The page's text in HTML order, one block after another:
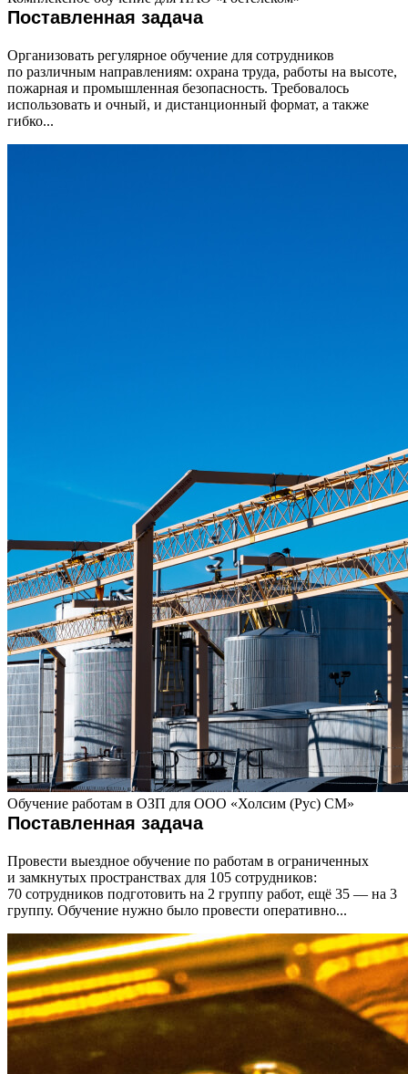
Поставленная задача
Организовать регулярное обучение для сотрудников
по различным направлениям: охрана труда, работы на высоте,
пожарная и промышленная безопасность. Требовалось
использовать и очный, и дистанционный формат, а также
гибко...
Обучение работам в ОЗП для ООО «Холсим (Рус) СМ»
Поставленная задача
Провести выездное обучение по работам в ограниченных
и замкнутых пространствах для 105 сотрудников:
70 сотрудников подготовить на 2 группу работ, ещё 35 — на 3
группу. Обучение нужно было провести оперативно...